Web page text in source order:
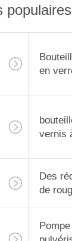
populaires
en
vernis
Des
de